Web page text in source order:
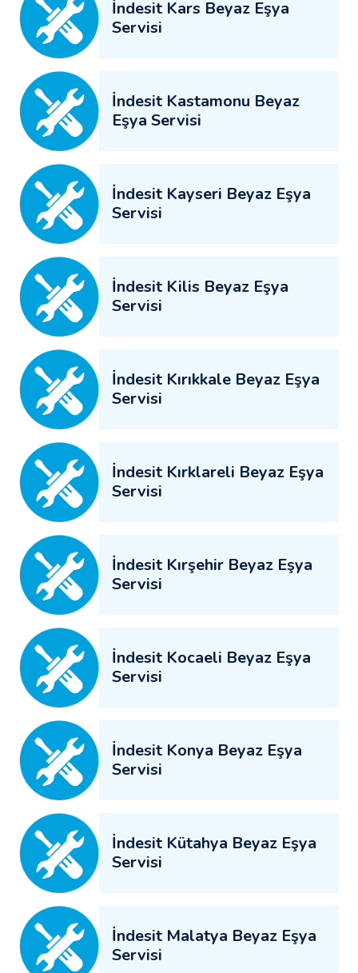
İndesit Kars Beyaz Eşya
Servisi
İndesit Kastamonu Beyaz
Eşya Servisi
İndesit Kayseri Beyaz Eşya
Servisi
İndesit Kilis Beyaz Eşya
Servisi
İndesit Kırıkkale Beyaz Eşya
Servisi
İndesit Kırklareli Beyaz Eşya
Servisi
İndesit Kırşehir Beyaz Eşya
Servisi
İndesit Kocaeli Beyaz Eşya
Servisi
İndesit Konya Beyaz Eşya
Servisi
İndesit Kütahya Beyaz Eşya
Servisi
İndesit Malatya Beyaz Eşya
Servisi